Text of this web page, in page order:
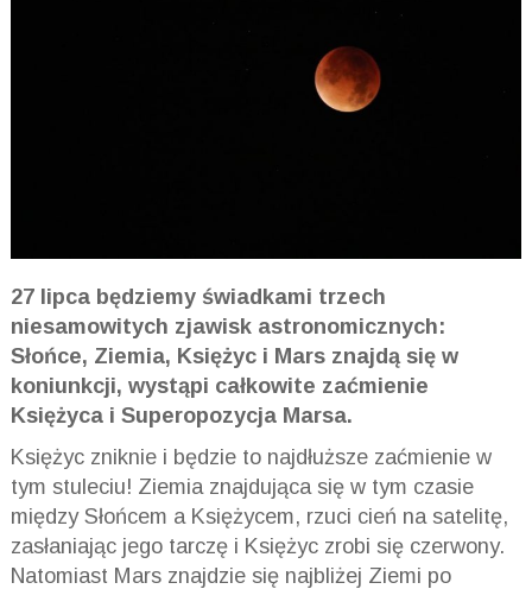
27 lipca będziemy świadkami trzech
niesamowitych zjawisk astronomicznych:
Słońce, Ziemia, Księżyc i Mars znajdą się w
koniunkcji, wystąpi całkowite zaćmienie
Księżyca i Superopozycja Marsa.
Księżyc zniknie i będzie to najdłuższe zaćmienie w
tym stuleciu! Ziemia znajdująca się w tym czasie
między Słońcem a Księżycem, rzuci cień na satelitę,
zasłaniając jego tarczę i Księżyc zrobi się czerwony.
Natomiast Mars znajdzie się najbliżej Ziemi po